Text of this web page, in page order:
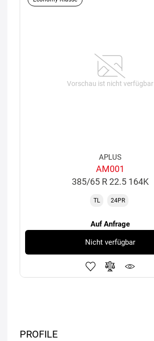
Vorschau ist nicht verfügbar
APLUS
AM001
385/65 R 22.5 164K
TL 24PR
Auf Anfrage
Nicht verfügbar
PROFILE